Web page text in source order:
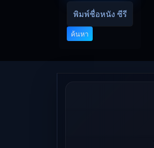
ค้นหา